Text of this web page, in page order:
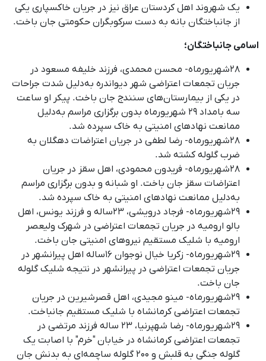
یک شهروند اهل کردستان عراق نیز در جریان خاکسپاری یکی
از جانباختگان بانه به ‌دست سرکوبگران حکومتی جان باخت.
اسامی جانباختگان؛
۲۸شهریورماه- محسن محمدی، فرزند خلیفه مسعود در
جریان تجمعات اعتراضی شهر دیواندره به‌دلیل شدت جراحات
در یکی از بیمارستان‌های سنندج جان باخت. پیکر او ساعت
سه بامداد ۲۹ شهریورماه بدون برگزاری مراسم به‌دلیل
ممانعت نهادهای امنیتی به خاک سپرده شد.
۲۸شهریورماه- رضا لطفی در جریان اعتراضات دهگلان به
ضرب گلوله کشته شد.
۲۸شهریورماه- فریدون محمودی، اهل سقز در جریان
اعتراضات سقز جان باخت. او شبانه و بدون برگزاری مراسم
به‌دلیل ممانعت نهادهای امنیتی به خاک سپرده شد.
۲۹شهریورماه- فرجاد درویشی، ۲۳ساله و فرزند یونس، اهل
بالو ارومیه در جریان تجمعات اعتراضی در شهرک ولیعصر
ارومیه با شلیک مستقیم نیروهای امنیتی جان باخت.
۲۹شهریورماه- زکریا خیال نوجوان ۱۶ساله اهل پیرانشهر در
جریان تجمعات اعتراضی در پیرانشهر در نتیجه شلیک گلوله
جان باخت.
۲۹شهریورماه- مینو مجیدی، اهل قصرشیرین در جریان
تجمعات اعتراضی کرمانشاه با شلیک مستقیم جانباخت.
۲۹شهریورماه- رضا شهپرنیا، ٢٣ ساله فرزند مرتضی در
تجمعات اعتراضی کرمانشاه در خیابان "خرم" با اصابت یک
گلوله جنگی به قلبش و ۲۰۰ گلوله ساچمه‌ای به بدنش جان